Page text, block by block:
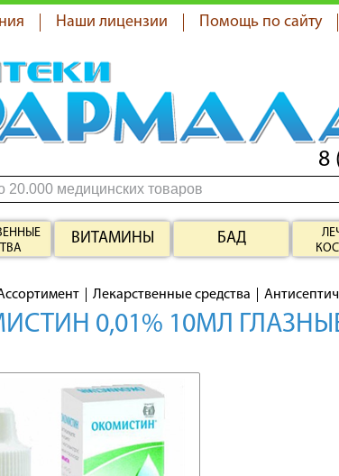
Наши лицензии Помощь по сайту
8
ВИТАМИНЫ БАД
Лекарственные средства
0,01% 10МЛ